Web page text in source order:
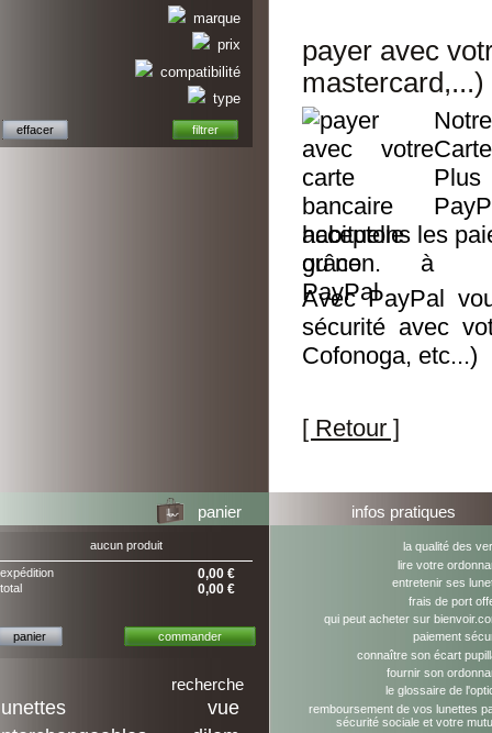
marque
prix
compatibilité
type
payer avec
mastercard,...)
Plus
acceptons les
ou non.
Avec PayPal
sécurité avec
Cofonoga, etc...)
[ Retour ]
panier
aucun produit
expédition 0,00 €
total 0,00 €
panier commander
recherche
vue
infos pratiques
la qualité des
lire votre
entretenir ses
frais de port
qui peut acheter sur
paiement
connaître son écart
fournir son
le glossaire de
remboursement de vos lunettes
sécurité sociale et votre